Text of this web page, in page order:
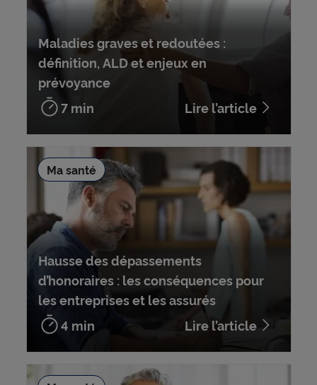
Maladies graves et redoutées :
définition, ALD et enjeux en
prévoyance
7 min
Lire l’article
Hausse des dépassements
d’honoraires : les conséquences pour
les entreprises et les assurés
4 min
Lire l’article
Ma santé